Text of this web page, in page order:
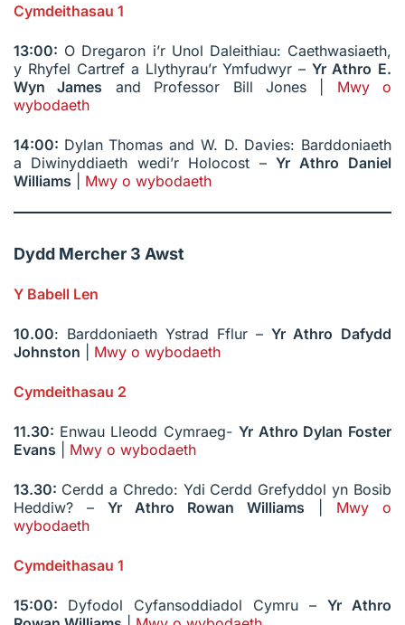
Cymdeithasau 1
13:00: O Dregaron i’r Unol Daleithiau: Caethwasiaeth,
y Rhyfel Cartref a Llythyrau’r Ymfudwyr –Yr Athro E.
Wyn James and Professor Bill Jones | Mwy o
wybodaeth
14:00: Dylan Thomas and W. D. Davies: Barddoniaeth
a Diwinyddiaeth wedi’r Holocost –Yr Athro Daniel
Williams
Mwy o wybodaeth
Dydd Mercher 3 Awst
Y Babell Len
10.00: Barddoniaeth Ystrad Fflur – Yr Athro Dafydd
Johnston
Mwy o wybodaeth
Cymdeithasau 2
11.30: Enwau Lleodd Cymraeg- Yr Athro Dylan Foster
Evans
Mwy o wybodaeth
13.30: Cerdd a Chredo: Ydi Cerdd Grefyddol yn Bosib
Heddiw? – Yr Athro Rowan Williams
Mwy o
wybodaeth
Cymdeithasau 1
15:00: Dyfodol Cyfansoddiadol Cymru – Yr Athro